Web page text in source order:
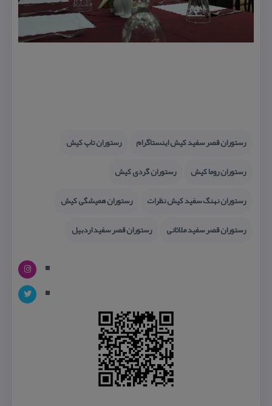
رستوران قصر سفید كیش اینستاگرام
رستوران تاپ كیش
رستوران روما كیش
رستوران گردی كیش
رستوران نهنگ سفید كیش نظرات
رستوران همیشگی كیش
رستوران قصر سفید ملاثانی
رستوران قصر سفید اردبیل